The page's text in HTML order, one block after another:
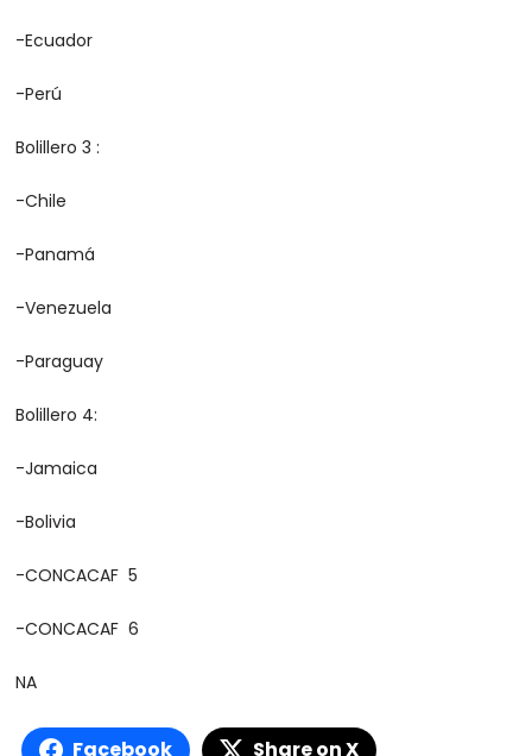
-Ecuador
-Perú
Bolillero 3 :
-Chile
-Panamá
-Venezuela
-Paraguay
Bolillero 4:
-Jamaica
-Bolivia
-CONCACAF 5
-CONCACAF 6
NA
Facebook Share on X